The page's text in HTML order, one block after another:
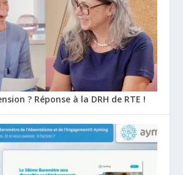
? Réponse à la DRH de RTE !